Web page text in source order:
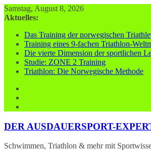
Zum
Inhalt
Samstag, August 8, 2026
Aktuelles:
Das Training der norwegischen
Training eines 9-fachen Triathlon-
Die vierte Dimension der sportlichen
Studie: ZONE 2 Training
Triathlon: Die Norwegische Methode
DER AUSDAUERSPORT-
Schwimmen, Triathlon & mehr mit